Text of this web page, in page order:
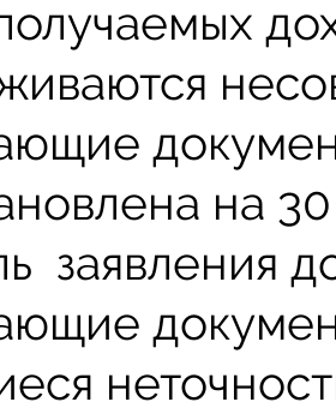
на
заявления